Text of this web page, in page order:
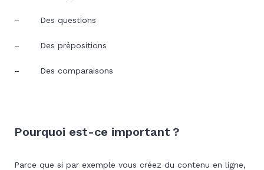
– Des questions
– Des prépositions
– Des comparaisons
Pourquoi est-ce important ?
Parce que si par exemple vous créez du contenu en ligne,